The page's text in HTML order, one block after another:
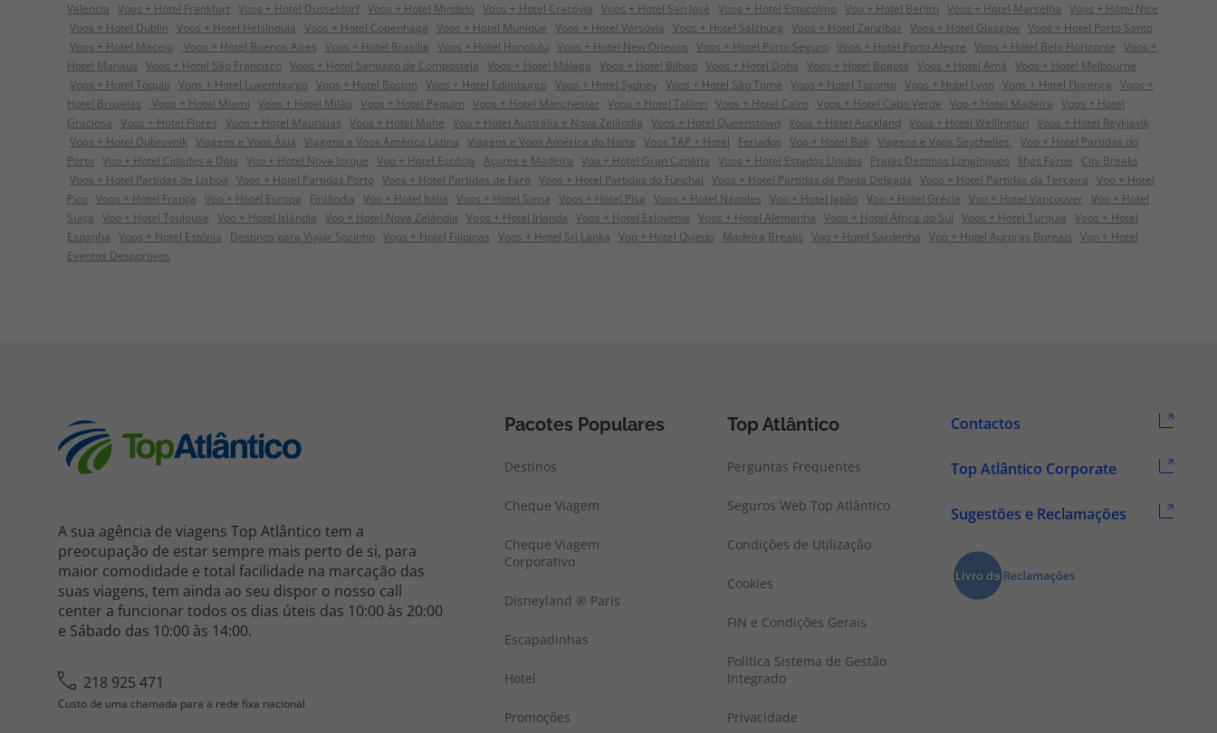
Valencia Voos + Hotel Frankfurt Voos + Hotel Dusseldorf Voos + Hotel Mindelo Voos + Hotel Cracóvia Voos + Hotel San José Voos + Hotel Estocolmo Voo + Hotel Berlim Voos + Hotel Marselha Voos + Hotel Nice
Voos + Hotel Dublin Voos + Hotel Helsínquia Voos + Hotel Copenhaga Voos + Hotel Munique Voos + Hotel Varsóvia Voos + Hotel Salzburg Voos + Hotel Zanzibar Voos + Hotel Glasgow Voos + Hotel Porto Santo
Voos + Hotel Maceio
Voos + Hotel Buenos Aires Voos + Hotel Brasília Voos + Hotel Honolulu Voos + Hotel New Orleans Voos + Hotel Porto Seguro Voos + Hotel Porto Alegre Voos + Hotel Belo Horizonte Voos +
Hotel Manaus Voos + Hotel São Francisco Voos + Hotel Santiago de Compostela Voos + Hotel Málaga Voos + Hotel Bilbao Voos + Hotel Doha Voos + Hotel Bogotá Voos + Hotel Amã Voos + Hotel Melbourne
Voos + Hotel Tóquio Voos + Hotel Luxemburgo Voos + Hotel Boston Voos + Hotel Edimburgo Voos + Hotel Sydney Voos + Hotel São Tomé Voos + Hotel Toronto Voos + Hotel Lyon Voos + Hotel Florença Voos +
Hotel Bruxelas
Voos + Hotel Miami Voos + Hotel Milão Voos + Hotel Pequim Voos + Hotel Manchester Voos + Hotel Tallinn Voos + Hotel Cairo Voos + Hotel Cabo Verde Voo + Hotel Madeira Voos + Hotel
Graciosa Voos + Hotel Flores Voos + Hotel Maurícias Voos + Hotel Mahe Voo + Hotel Austrália e Nova Zelândia Voos + Hotel Queenstown Voos + Hotel Auckland Voos + Hotel Wellington Voos + Hotel Reykjavik
Voos + Hotel Dubrovnik Viagens e Voos Ásia Viagens e Voos América Latina Viagens e Voos América do Norte Voos TAP + Hotel Feriados Voo + Hotel Bali Viagens e Voos Seychelles
Voo + Hotel Partidas do
Porto Voo + Hotel Cidades a Dois Voo + Hotel Nova Iorque Voo + Hotel Escócia Açores e Madeira Voo + Hotel Gran Canária Voos + Hotel Estados Unidos Praias Destinos Longínquos Ilhas Faroe
City Breaks
Voos + Hotel Partidas de Lisboa Voos + Hotel Partidas Porto Voos + Hotel Partidas de Faro Voos + Hotel Partidas do Funchal Voos + Hotel Partidas de Ponta Delgada Voos + Hotel Partidas da Terceira Voo + Hotel
Pico Voos + Hotel França Voo + Hotel Europa Finlândia Voo + Hotel Itália Voos + Hotel Siena Voos + Hotel Pisa Voos + Hotel Nápoles Voo + Hotel Japão Voo + Hotel Grécia Voo + Hotel Vancouver Voo + Hotel
Suiça Voo + Hotel Toulouse Voo + Hotel Islândia Voo + Hotel Nova Zelândia Voos + Hotel Irlanda Voos + Hotel Eslovénia Voos + Hotel Alemanha Voos + Hotel África do Sul Voos + Hotel Turquia Voos + Hotel
Espanha Voos + Hotel Estónia Destinos para Viajar Sozinho Voos + Hotel Filipinas Voos + Hotel Sri Lanka Voo + Hotel Oviedo Madeira Breaks Voo + Hotel Sardenha Voo + Hotel Auroras Boreais Voo + Hotel
Eventos Desportivos
A sua agência de viagens Top Atlântico tem a
preocupação de estar sempre mais perto de si, para
maior comodidade e total facilidade na marcação das
suas viagens, tem ainda ao seu dispor o nosso call
center a funcionar todos os dias úteis das 10:00 às 20:00
e Sábado das 10:00 às 14:00.
218 925 471
Custo de uma chamada para a rede fixa nacional
Pacotes Populares
Destinos
Cheque Viagem
Cheque Viagem
Corporativo
Disneyland ® Paris
Escapadinhas
Hotel
Promoções
Top Atlântico
Perguntas Frequentes
Seguros Web Top Atlântico
Condições de Utilização
Cookies
FIN e Condições Gerais
Politica Sistema de Gestão
Integrado
Privacidade
Contactos
Top Atlântico Corporate
Sugestões e Reclamações